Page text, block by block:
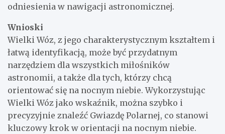
odniesienia w nawigacji astronomicznej.
Wnioski
Wielki Wóz, z jego charakterystycznym kształtem i
łatwą identyfikacją, może być przydatnym
narzędziem dla wszystkich miłośników
astronomii, a także dla tych, którzy chcą
orientować się na nocnym niebie. Wykorzystując
Wielki Wóz jako wskaźnik, można szybko i
precyzyjnie znaleźć Gwiazdę Polarnej, co stanowi
kluczowy krok w orientacji na nocnym niebie.